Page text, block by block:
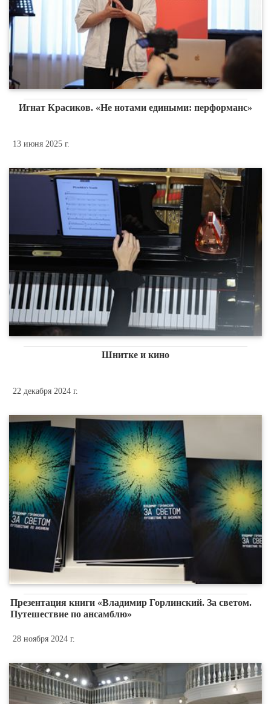
Игнат Красиков. «Не нотами едиными: перформанс»
13 июня 2025 г.
Шнитке и кино
22 декабря 2024 г.
Презентация книги «Владимир Горлинский. За светом.
Путешествие по ансамблю»
28 ноября 2024 г.